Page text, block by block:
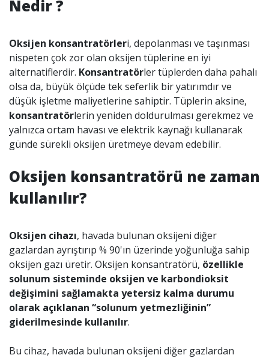
Nedir ?
Oksijen konsantratörleri, depolanması ve taşınması
nispeten çok zor olan oksijen tüplerine en iyi
alternatiflerdir. Konsantratörler tüplerden daha pahalı
olsa da, büyük ölçüde tek seferlik bir yatırımdır ve
düşük işletme maliyetlerine sahiptir. Tüplerin aksine,
konsantratörlerin yeniden doldurulması gerekmez ve
yalnızca ortam havası ve elektrik kaynağı kullanarak
günde sürekli oksijen üretmeye devam edebilir.
Oksijen konsantratörü ne zaman
kullanılır?
Oksijen cihazı, havada bulunan oksijeni diğer
gazlardan ayrıştırıp % 90'ın üzerinde yoğunluğa sahip
oksijen gazı üretir. Oksijen konsantratörü, özellikle
solunum sisteminde oksijen ve karbondioksit
değişimini sağlamakta yetersiz kalma durumu
olarak açıklanan “solunum yetmezliğinin”
giderilmesinde kullanılır.
Bu cihaz, havada bulunan oksijeni diğer gazlardan